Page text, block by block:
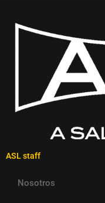
ASL staff
Nosotros